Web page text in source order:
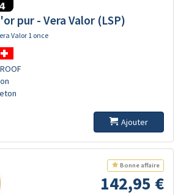
pur - Vera Valor (LSP)
Valor 1 once
Ajouter
Bonne affaire
142,95 €